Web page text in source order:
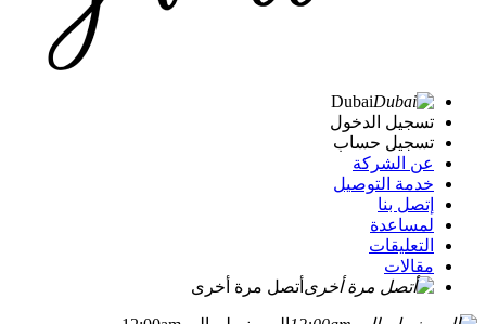
Dubai
تسجيل الدخول
تسجيل حساب
عن الشركة
خدمة التوصيل
إتصل بنا
لمساعدة
التعليقات
مقالات
أتصل مرة أخرى